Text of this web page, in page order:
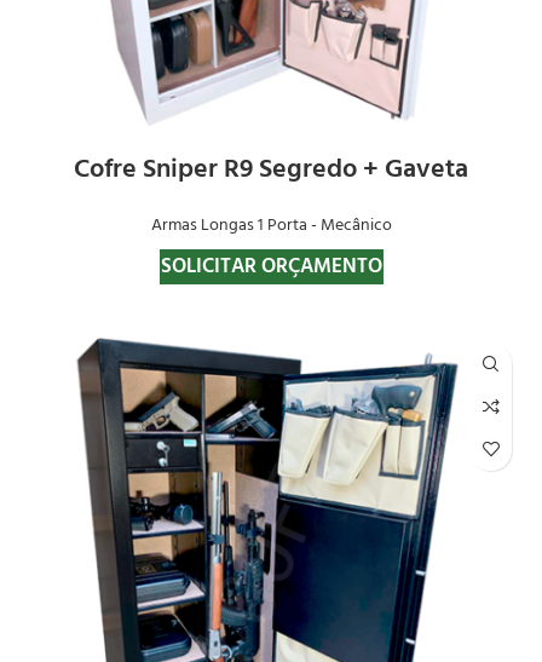
Cofre Sniper R9 Segredo + Gaveta
Armas Longas 1 Porta - Mecânico
SOLICITAR ORÇAMENTO